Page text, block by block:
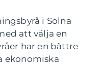
i Solna
att välja en
har en bättre
ekonomiska